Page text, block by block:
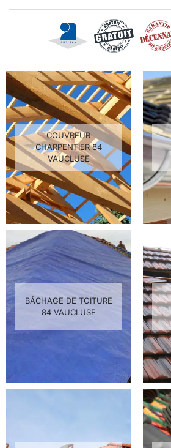
COUVREUR
CHARPENTIER 84
VAUCLUSE
BÂCHAGE DE TOITURE
84 VAUCLUSE